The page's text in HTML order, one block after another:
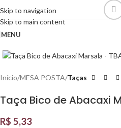
Skip to navigation
Skip to main content
MENU
Início MESA POSTA Taças
Taça Bico de Abacaxi
R$ 5,33